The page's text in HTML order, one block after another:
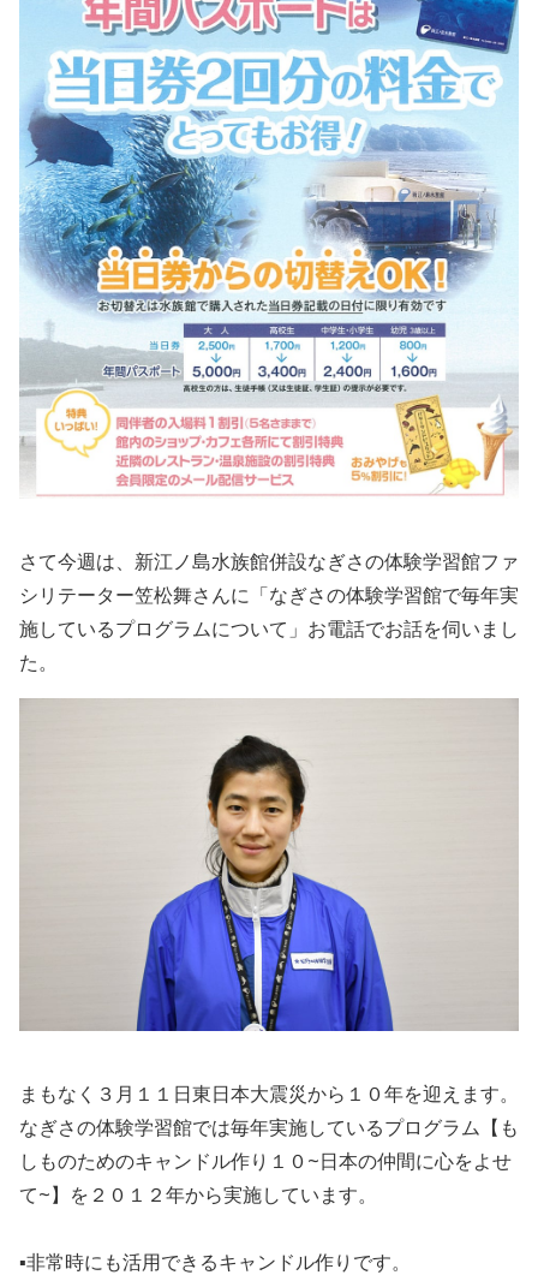
さて今週は、新江ノ島水族館併設なぎさの体験学習館ファ
シリテーター笠松舞さんに「なぎさの体験学習館で毎年実
施しているプログラムについて」お電話でお話を伺いまし
た。
まもなく３月１１日東日本大震災から１０年を迎えます。
なぎさの体験学習館では毎年実施しているプログラム【も
しものためのキャンドル作り１０~日本の仲間に心をよせ
て~】を２０１２年から実施しています。
▪非常時にも活用できるキャンドル作りです。